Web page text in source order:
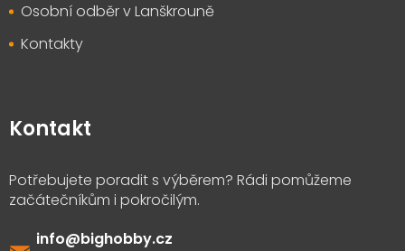
Osobní odběr v Lanškrouně
Kontakty
Kontakt
info@bighobby.cz